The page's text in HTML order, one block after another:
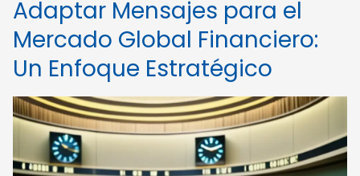
Adaptar Mensajes para el
Mercado Global Financiero:
Un Enfoque Estratégico